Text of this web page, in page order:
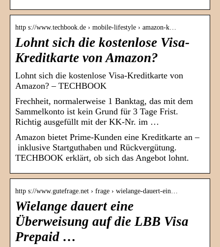
http s://www.techbook.de › mobile-lifestyle › amazon-k…
Lohnt sich die kostenlose Visa-
Kreditkarte von Amazon?
Lohnt sich die kostenlose Visa-Kreditkarte von
Amazon? – TECHBOOK
Frechheit, normalerweise 1 Banktag, das mit dem
Sammelkonto ist kein Grund für 3 Tage Frist.
Richtig ausgefüllt mit der KK-Nr. im …
Amazon bietet Prime-Kunden eine Kreditkarte an –
inklusive Startguthaben und Rückvergütung.
TECHBOOK erklärt, ob sich das Angebot lohnt.
http s://www.gutefrage.net › frage › wielange-dauert-ein…
Wielange dauert eine
Überweisung auf die LBB Visa
Prepaid …